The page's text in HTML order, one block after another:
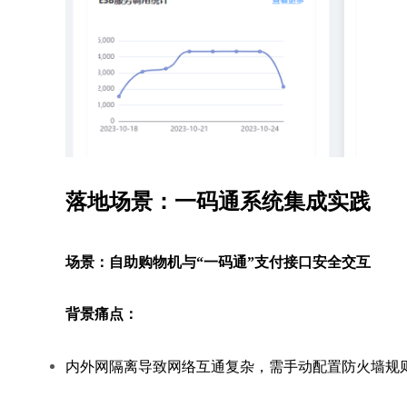
落地场景：一码通系统集成实践
场景：自助购物机与“一码通”支付接口安全交互
背景痛点：
内外网隔离导致网络互通复杂，需手动配置防火墙规